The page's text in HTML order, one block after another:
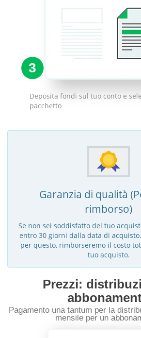
3
Deposita fondi sul tuo conto e
pacchetto
Garanzia di qualità
rimborso)
Se non sei soddisfatto del tuo
entro 30 giorni dalla data di
per questo, rimborseremo il costo
tuo acquisto.
Prezzi:
Pagamento una tantum per la
mensile per un